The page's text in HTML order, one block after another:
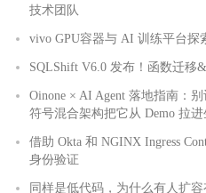
技术团队
vivo GPU容器与 AI 训练平台探
SQLShift V6.0 发布！函数迁移
Oinone × AI Agent 落地指南：
符号混合架构把它从 Demo 拉
借助 Okta 和 NGINX Ingress
身份验证
同样是低代码，为什么有人扩